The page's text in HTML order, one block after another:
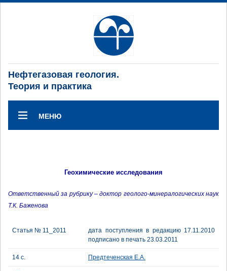
Нефтегазовая геология.
Теория и практика
МЕНЮ
Геохимические исследования
Ответственный за рубрику – доктор геолого-минералогических наук
Т.К. Баженова
Статья № 11_2011
дата поступления в редакцию 17.11.2010
подписано в печать 23.03.2011
14 с. Предтеченская Е.А.